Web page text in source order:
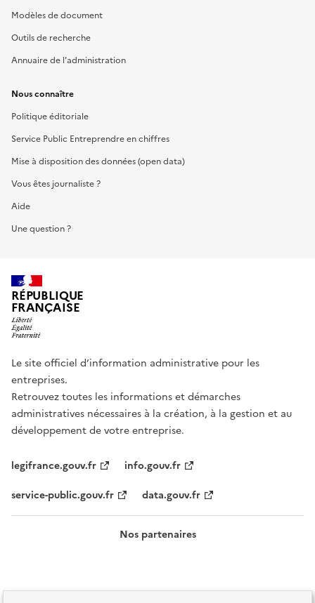
Modèles de document
Outils de recherche
Annuaire de l'administration
Nous connaître
Politique éditoriale
Service Public Entreprendre en chiffres
Mise à disposition des données (open data)
Vous êtes journaliste ?
Aide
Une question ?
RÉPUBLIQUE
FRANÇAISE
Le site officiel d’information administrative pour les
entreprises.
Retrouvez toutes les informations et démarches
administratives nécessaires à la création, à la gestion et au
développement de votre entreprise.
legifrance.gouv.fr
info.gouv.fr
service-public.gouv.fr
data.gouv.fr
Nos partenaires